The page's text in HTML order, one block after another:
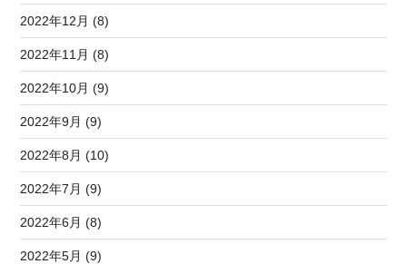
2022年12月 (8)
2022年11月 (8)
2022年10月 (9)
2022年9月 (9)
2022年8月 (10)
2022年7月 (9)
2022年6月 (8)
2022年5月 (9)